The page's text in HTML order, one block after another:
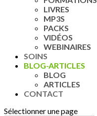
LIVRES
MP3S
PACKS
VIDÉOS
WEBINAIRES
SOINS
BLOG-ARTICLES
BLOG
ARTICLES
CONTACT
Sélectionner une page